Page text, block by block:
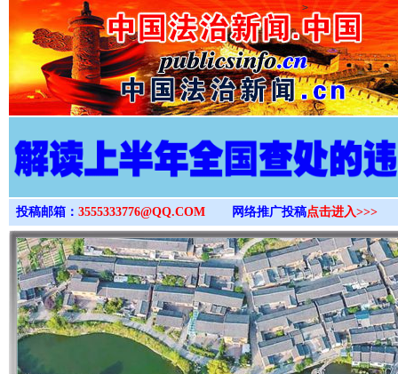
>
投稿邮箱： 3555333776@QQ.COM 网络推广投稿点击进入>>>